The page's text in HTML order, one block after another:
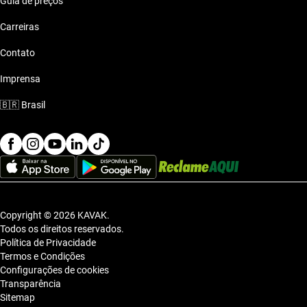
Carreiras
Contato
Imprensa
🇧🇷 Brasil
Copyright © 2026 KAVAK.
Todos os direitos reservados.
Política de Privacidade
Termos e Condições
Configurações de cookies
Transparência
Sitemap